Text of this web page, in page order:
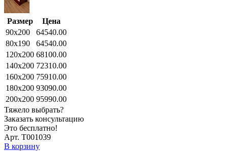
Размер
Цена
90x200
64540.00
80x190
64540.00
120x200 68100.00
140x200 72310.00
160x200 75910.00
180x200 93090.00
200x200 95990.00
Тяжело выбрать?
Заказать консультацию
Это бесплатно!
Арт. Т001039
В корзину